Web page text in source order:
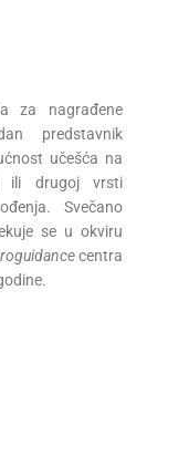
za nagrađene
predstavnik
učešća na
ili drugoj vrsti
Svečano
se u okviru
centra